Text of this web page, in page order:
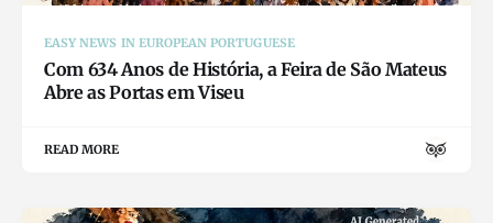
EASY NEWS IN EUROPEAN PORTUGUESE
Com 634 Anos de História, a Feira de São Mateus
Abre as Portas em Viseu
READ MORE